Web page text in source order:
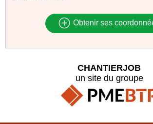
Obtenir ses
CHANTIERJOB
un site du groupe